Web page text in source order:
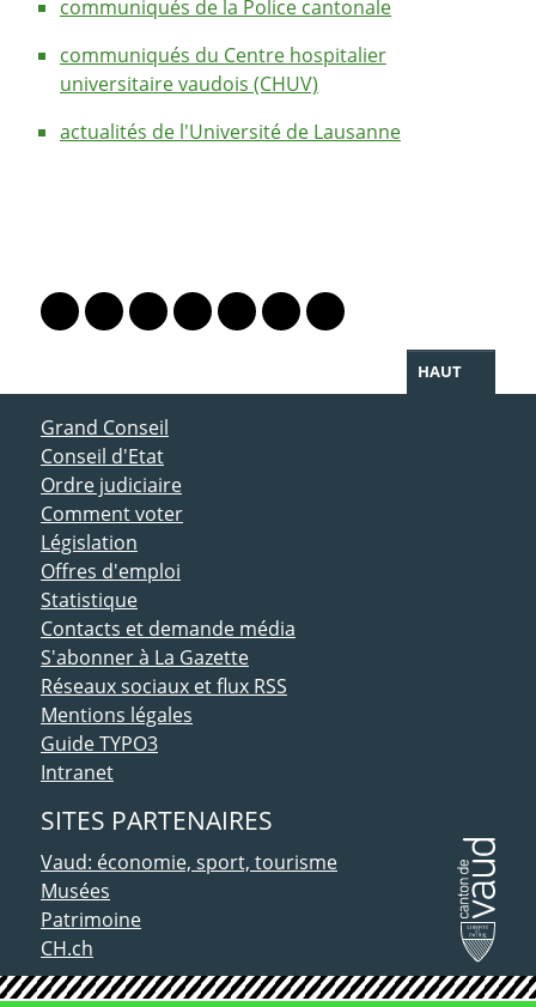
communiqués de la Police cantonale
communiqués du Centre hospitalier
universitaire vaudois (CHUV)
actualités de l'Université de Lausanne
Lien vers le profil Mastodon
Lien vers le profil Bluesky
Lien vers le profil Instagram
Lien vers le profil Linkedin
Lien vers le profil Facebook
Lien vers le profil Twitter
Partager par WhatsApp
HAUT
ACCÈS DIRECT
Grand Conseil
Conseil d'Etat
Ordre judiciaire
Comment voter
Législation
Offres d'emploi
Statistique
Contacts et demande média
S'abonner à La Gazette
Réseaux sociaux et flux RSS
Mentions légales
Guide TYPO3
Intranet
SITES PARTENAIRES
Vaud: économie, sport, tourisme
Musées
Patrimoine
CH.ch